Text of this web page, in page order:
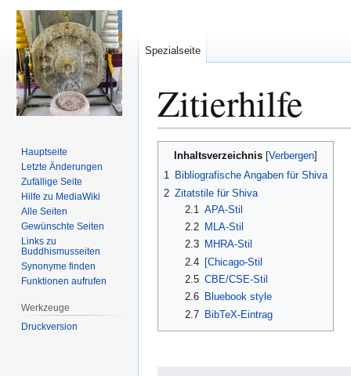
Zitierhilfe
Inhaltsverzeichnis
1 Bibliografische Angaben für Shiva
2 Zitatstile für Shiva
2.1
APA-Stil
2.2
MLA-Stil
2.3
MHRA-Stil
2.4
[Chicago-Stil
2.5 CBE/CSE-Stil
2.6
Bluebook style
2.7 BibTeX-Eintrag
Spezialseite
Hauptseite
Letzte Änderungen
Zufällige Seite
Hilfe zu MediaWiki
Alle Seiten
Gewünschte Seiten
Links zu
Buddhismusseiten
Synonyme finden
Funktionen aufrufen
Werkzeuge
Druckversion